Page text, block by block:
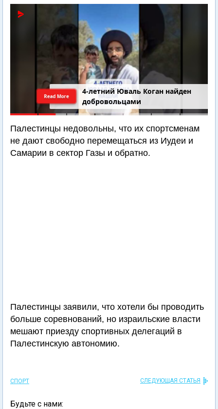
4-летний Юваль Коган найден
добровольцами
Read More
Палестинцы недовольны, что их спортсменам
не дают свободно перемещаться из Иудеи и
Самарии в сектор Газы и обратно.
Палестинцы заявили, что хотели бы проводить
больше соревнований, но израильские власти
мешают приезду спортивных делегаций в
Палестинскую автономию.
СПОРТ СЛЕДУЮЩАЯ СТАТЬЯ
Будьте с нами: